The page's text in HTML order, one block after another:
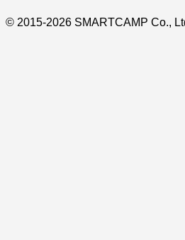
© 2015-2026 SMARTCAMP Co.,